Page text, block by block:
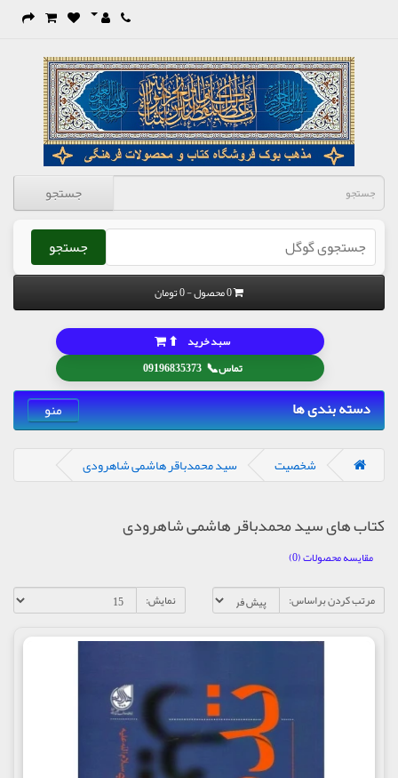
جستجو
جستجو
0 محصول - 0 تومان
تماس📞
09196835373
سبد خرید ⬆
دسته بندی ها منو
شخصیت سید محمدباقر هاشمی شاهرودی
کتاب های سید محمدباقر هاشمی شاهرودی
مقایسه محصولات (0)
مرتب کردن براساس:
نمایش: